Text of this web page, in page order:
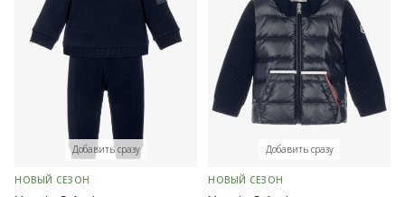
Добавить сразу
НОВЫЙ СЕЗОН
Добавить сразу
НОВЫЙ СЕЗОН